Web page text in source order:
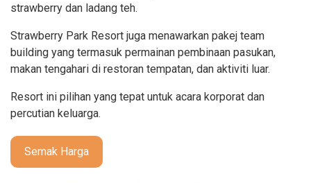
strawberry dan ladang teh.
Strawberry Park Resort juga menawarkan pakej team
building yang termasuk permainan pembinaan pasukan,
makan tengahari di restoran tempatan, dan aktiviti luar.
Resort ini pilihan yang tepat untuk acara korporat dan
percutian keluarga.
Semak Harga